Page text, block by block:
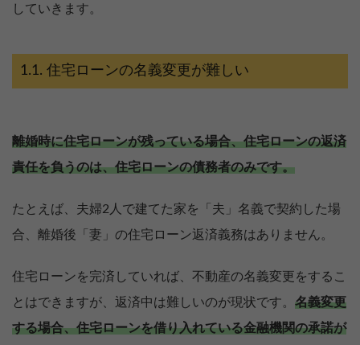
していきます。
住宅ローンの名義変更が難しい
離婚時に住宅ローンが残っている場合、住宅ローンの返済
責任を負うのは、住宅ローンの債務者のみです。
たとえば、夫婦2人で建てた家を「夫」名義で契約した場
合、離婚後「妻」の住宅ローン返済義務はありません。
住宅ローンを完済していれば、不動産の名義変更をするこ
とはできますが、返済中は難しいのが現状です。 名義変更
する場合、住宅ローンを借り入れている金融機関の承諾が